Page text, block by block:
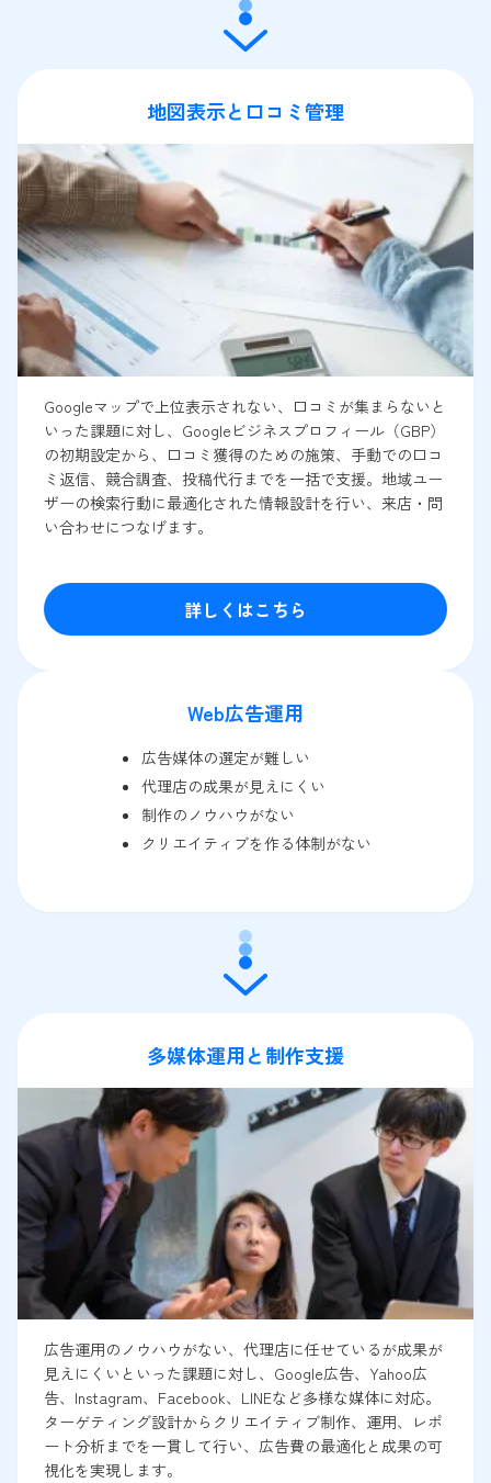
地図表示と口コミ管理
Googleマップで上位表示されない、口コミが集まらないと
いった課題に対し、Googleビジネスプロフィール（GBP）
の初期設定から、口コミ獲得のための施策、手動での口コ
ミ返信、競合調査、投稿代行までを一括で支援。地域ユー
ザーの検索行動に最適化された情報設計を行い、来店・問
い合わせにつなげます。
詳しくはこちら
Web広告運用
広告媒体の選定が難しい
代理店の成果が見えにくい
制作のノウハウがない
クリエイティブを作る体制がない
多媒体運用と制作支援
広告運用のノウハウがない、代理店に任せているが成果が
見えにくいといった課題に対し、Google広告、Yahoo広
告、Instagram、Facebook、LINEなど多様な媒体に対応。
ターゲティング設計からクリエイティブ制作、運用、レポ
ート分析までを一貫して行い、広告費の最適化と成果の可
視化を実現します。